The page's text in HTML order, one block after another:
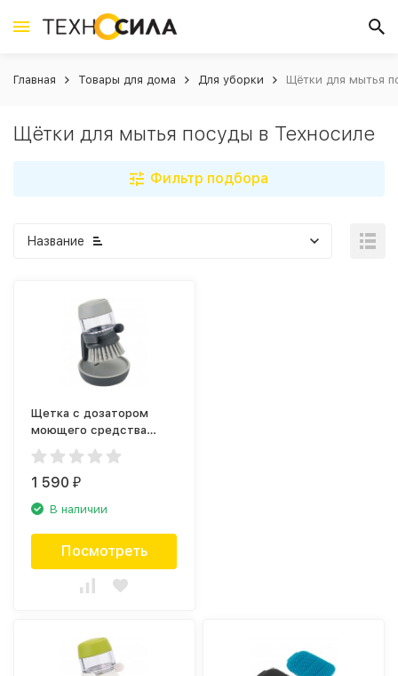
Главная Товары для дома Для уборки Щётки для мытья
Щётки для мытья посуды в Техносиле
Фильтр подбора
Название
Щетка с дозатором
моющего средства
Joseph Joseph Palm
Scrub 85005
1 590₽
В наличии
Посмотреть